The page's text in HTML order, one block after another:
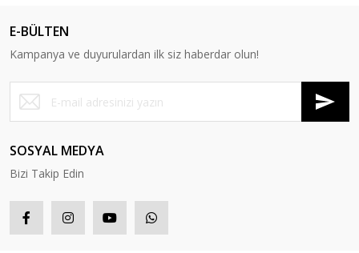
E-BÜLTEN
Kampanya ve duyurulardan ilk siz haberdar olun!
SOSYAL MEDYA
Bizi Takip Edin